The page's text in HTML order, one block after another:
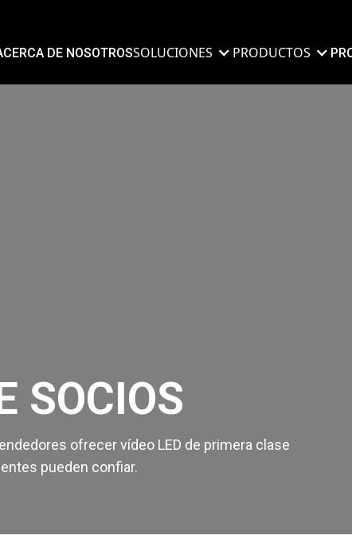
DE NOSOTROSSOLUCIONES PRODUCTOS
SOCIOS
ofrecer vídeo LED de primera clase
pueden confiar.